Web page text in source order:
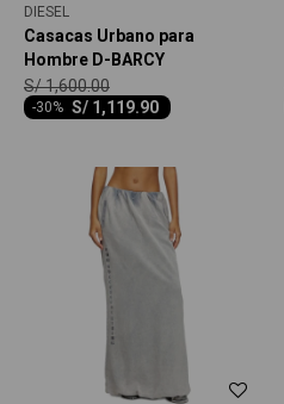
DIESEL
Casacas Urbano para
Hombre D-BARCY
S/ 1,119.90
-30
S/1,600.00